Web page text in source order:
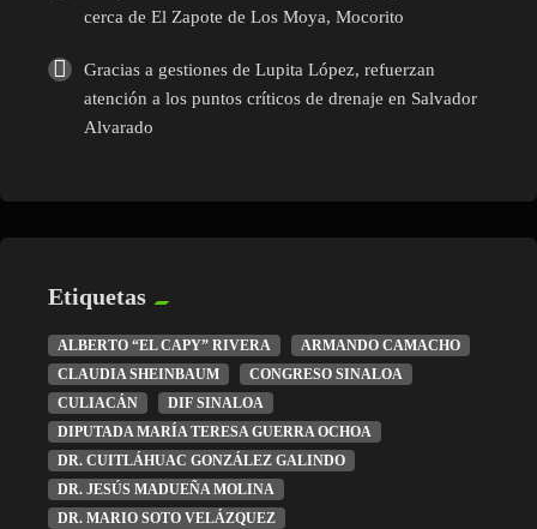
cerca de El Zapote de Los Moya, Mocorito
Gracias a gestiones de Lupita López, refuerzan
atención a los puntos críticos de drenaje en Salvador
Alvarado
Etiquetas
ALBERTO “EL CAPY” RIVERA
ARMANDO CAMACHO
CLAUDIA SHEINBAUM
CONGRESO SINALOA
CULIACÁN
DIF SINALOA
DIPUTADA MARÍA TERESA GUERRA OCHOA
DR. CUITLÁHUAC GONZÁLEZ GALINDO
DR. JESÚS MADUEÑA MOLINA
DR. MARIO SOTO VELÁZQUEZ